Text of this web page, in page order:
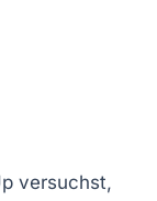
versuchst,